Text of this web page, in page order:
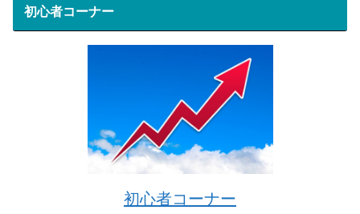
初心者コーナー
初心者コーナー